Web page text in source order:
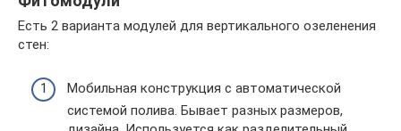
Есть 2 варианта модулей для вертикального озеленения
стен:
Мобильная конструкция с автоматической
системой полива. Бывает разных размеров,